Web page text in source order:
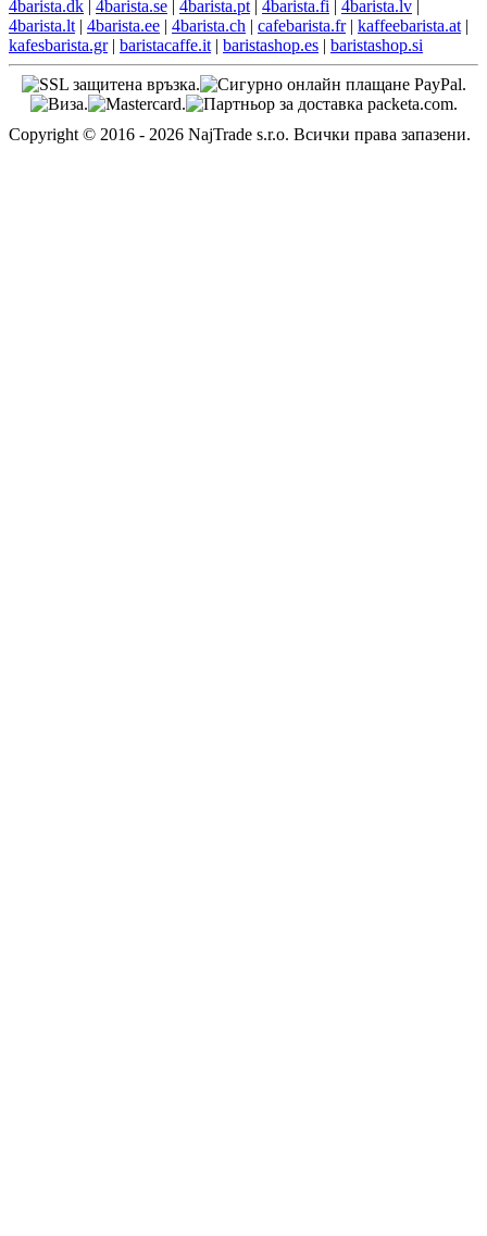
4barista.dk | 4barista.se | 4barista.pt | 4barista.fi | 4barista.lv |
4barista.lt | 4barista.ee | 4barista.ch | cafebarista.fr| kaffeebarista.at |
kafesbarista.gr| baristacaffe.it | baristashop.es | baristashop.si
Copyright © 2016 - 2026 NajTrade s.r.o. Всички права запазени.